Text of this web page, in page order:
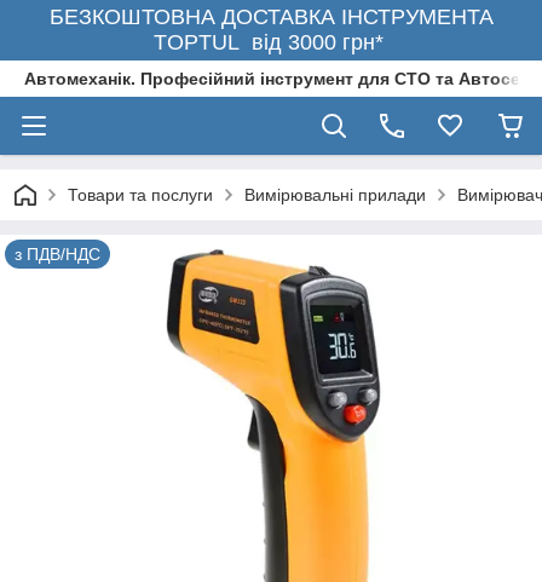
БЕЗКОШТОВНА ДОСТАВКА ІНСТРУМЕНТА
TOPTUL від 3000 грн*
Автомеханік. Професійний інструмент для СТО та
Товари та послуги Вимірювальні прилади
з ПДВ/НДС